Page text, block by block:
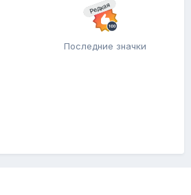
Редкая
Последние значки